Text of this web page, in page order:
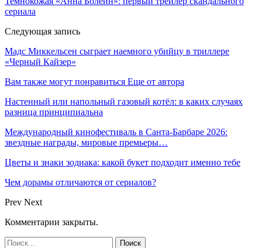
сериала
Следующая запись
Мадс Миккельсен сыграет наемного убийцу в триллере
«Черный Кайзер»
Вам также могут понравиться Еще от автора
Настенный или напольный газовый котёл: в каких случаях
разница принципиальна
Международный кинофестиваль в Санта-Барбаре 2026:
звездные награды, мировые премьеры…
Цветы и знаки зодиака: какой букет подходит именно тебе
Чем дорамы отличаются от сериалов?
Prev Next
Комментарии закрыты.